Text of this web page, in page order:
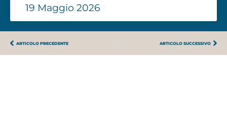
19 Maggio 2026
ARTICOLO PRECEDENTE ARTICOLO SUCCESSIVO